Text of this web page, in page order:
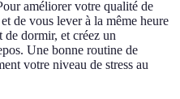
améliorer votre qualité de
de vous lever à la même heure
de dormir, et créez un
Une bonne routine de
votre niveau de stress au